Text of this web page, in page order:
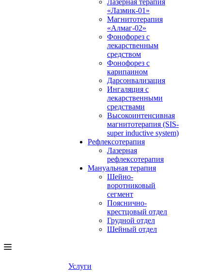
Лазерная терапия
«Лазмик-01»
Магнитотерапия
«Алмаг-02»
Фонофорез с
лекарственным
средством
Фонофорез с
карипаином
Дарсонвализация
Ингаляция с
лекарственными
средствами
Высокоинтенсивная
магнитотерапия (SIS-
super inductive system)
Рефлексотерапия
Лазерная
рефлексотерапия
Мануальная терапия
Шейно-
воротниковый
сегмент
Пояснично-
крестцовый отдел
Грудной отдел
Шейный отдел
Услуги